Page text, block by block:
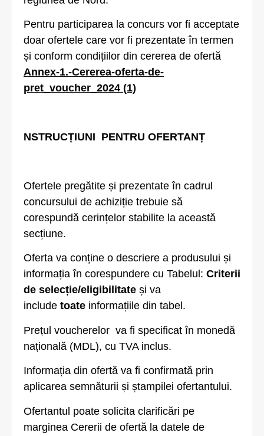
Pentru participarea la concurs vor fi acceptate
doar ofertele care vor fi prezentate în termen
și conform condițiilor din cererea de ofertă
Annex-1.-Cererea-oferta-de-
pret_voucher_2024 (1)
NSTRUCȚIUNI PENTRU OFERTANȚ
Ofertele pregătite și prezentate în cadrul
concursului de achiziție trebuie să
corespundă cerințelor stabilite la această
secțiune.
Oferta va conține o descriere a produsului și
informația în corespundere cu Tabelul: Criterii
de selecție/eligibilitate și va
include toate informațiile din tabel.
Prețul voucherelor va fi specificat în monedă
națională (MDL), cu TVA inclus.
Informația din ofertă va fi confirmată prin
aplicarea semnăturii și ștampilei ofertantului.
Ofertantul poate solicita clarificări pe
marginea Cererii de ofertă la datele de